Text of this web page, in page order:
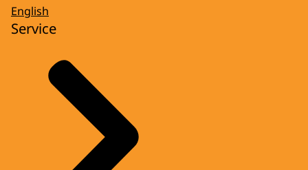
English
Service